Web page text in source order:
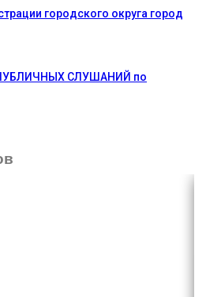
городского округа город
СЛУШАНИЙ по